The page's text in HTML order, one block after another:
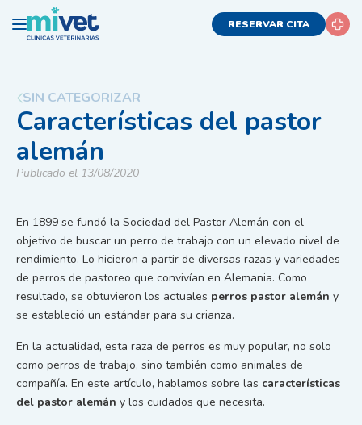
RESERVAR CITA
SIN CATEGORIZAR
Características del pastor
alemán
Publicado el 13/08/2020
En 1899 se fundó la Sociedad del Pastor Alemán con el
objetivo de buscar un perro de trabajo con un elevado nivel de
rendimiento. Lo hicieron a partir de diversas razas y variedades
de perros de pastoreo que convivían en Alemania. Como
resultado, se obtuvieron los actuales perros pastor alemán y
se estableció un estándar para su crianza.
En la actualidad, esta raza de perros es muy popular, no solo
como perros de trabajo, sino también como animales de
compañía. En este artículo, hablamos sobre las características
del pastor alemán y los cuidados que necesita.